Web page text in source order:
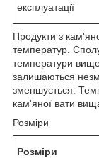
експлуатації
Продукти з
температур.
температури вище
залишаються
зменшується.
кам'яної вати
Розміри
Розміри